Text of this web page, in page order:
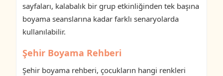
sayfaları, kalabalık bir grup etkinliğinden tek başına
boyama seanslarına kadar farklı senaryolarda
kullanılabilir.
Şehir Boyama Rehberi
Şehir boyama rehberi, çocukların hangi renkleri